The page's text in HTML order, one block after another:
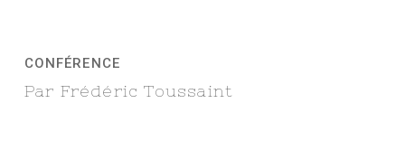
CONFÉRENCE
Par Frédéric Toussaint